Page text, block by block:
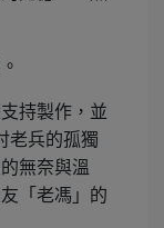
持製作，並
老兵的孤獨
無奈與溫
「老馮」的